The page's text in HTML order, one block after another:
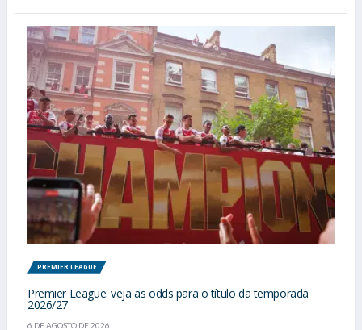
PREMIER LEAGUE
Premier League: veja as odds para o título da temporada
2026/27
6 DE AGOSTO DE 2026